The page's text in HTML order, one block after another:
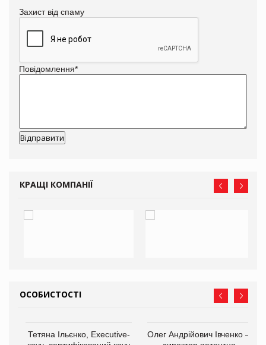
Захист від спаму
Повідомлення*
КРАЩІ КОМПАНІЇ
ОСОБИСТОСТІ
Тетяна Ільєнко, Executive-
Олег Андрійович Івченко —